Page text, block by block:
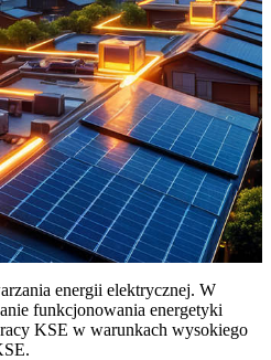
energii elektrycznej. W
funkcjonowania energetyki
KSE w warunkach wysokiego